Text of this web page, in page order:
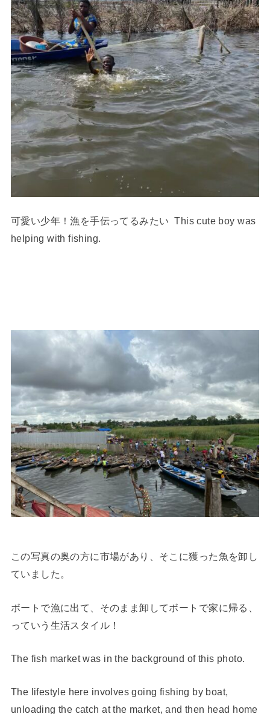
可愛い少年！漁を手伝ってるみたい This cute boy was
helping with fishing.
この写真の奥の方に市場があり、そこに獲った魚を卸し
ていました。
ボートで漁に出て、そのまま卸してボートで家に帰る、
っていう生活スタイル！
The fish market was in the background of this photo.
The lifestyle here involves going fishing by boat,
unloading the catch at the market, and then head home